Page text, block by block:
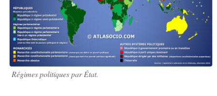
Régimes politiques par État.